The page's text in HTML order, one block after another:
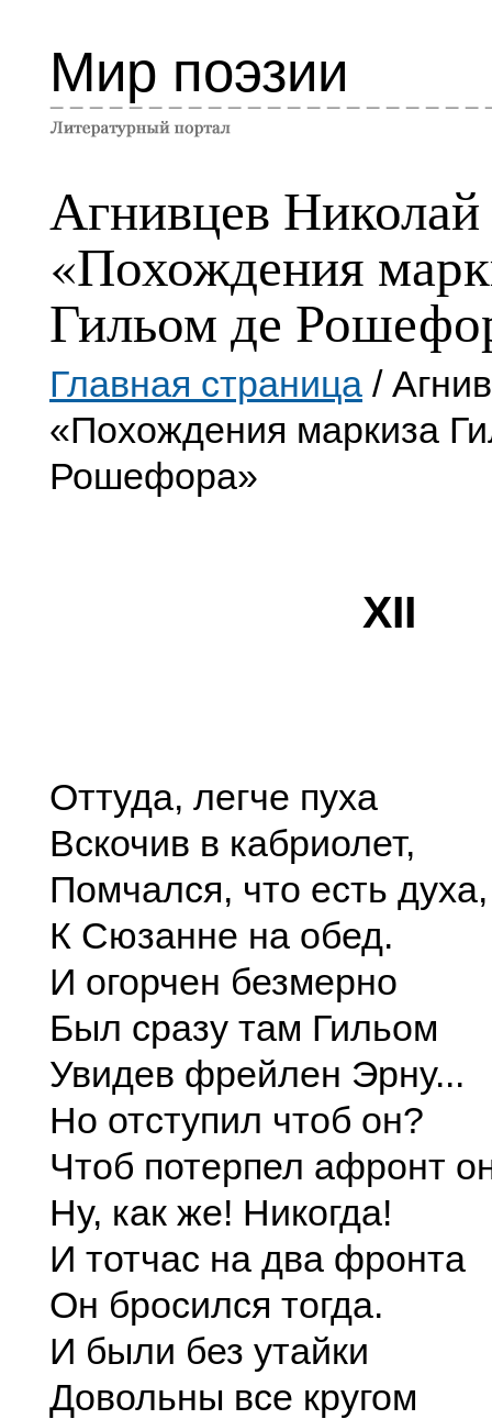
Мир поэзии
Агнивцев Николай
«Похождения
Гильом де
Главная страница /
«Похождения маркиза
Рошефора»
XII
Оттуда, легче пуха
Вскочив в кабриолет,
Помчался, что есть духа,
К Сюзанне на обед.
И огорчен безмерно
Был сразу там Гильом
Увидев фрейлен Эрну...
Но отступил чтоб он?
Чтоб потерпел афронт
Ну, как же! Никогда!
И тотчас на два фронта
Он бросился тогда.
И были без утайки
Довольны все кругом